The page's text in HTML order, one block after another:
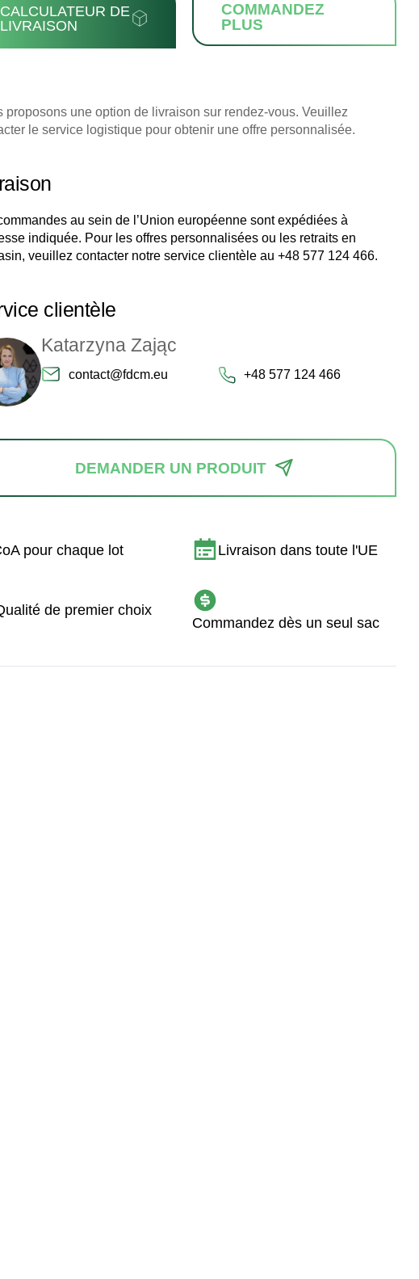
CALCULATEUR DE
LIVRAISON
COMMANDEZ
PLUS
proposons une option de livraison sur rendez-vous. Veuillez
le service logistique pour obtenir une offre personnalisée.
au sein de l’Union européenne sont expédiées à
indiquée. Pour les offres personnalisées ou les retraits en
veuillez contacter notre service clientèle au +48 577 124 466.
clientèle
Katarzyna Zając
contact@fdcm.eu +48 577 124 466
DEMANDER UN PRODUIT
pour chaque lot Livraison dans toute l'UE
de premier choix
Commandez dès un seul sac